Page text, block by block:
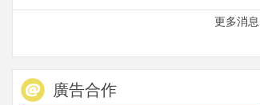
更多消息
廣告合作
元起享2大1幼1泊1食住雙人房！